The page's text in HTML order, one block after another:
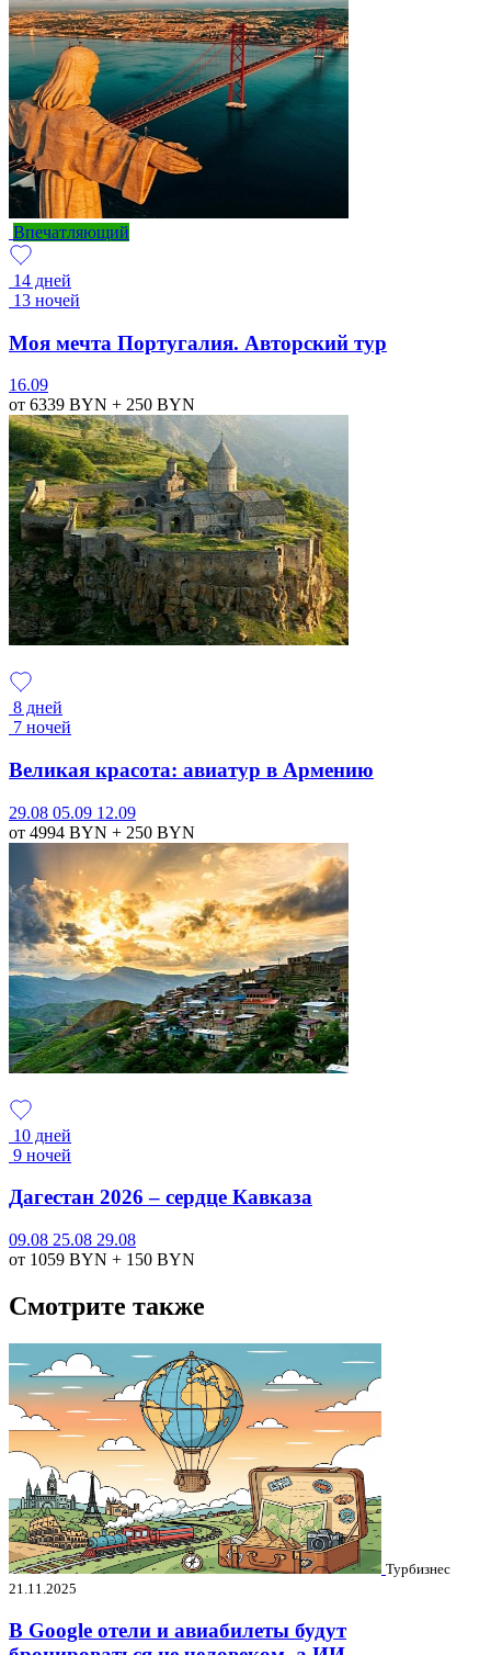
Впечатляющий
14 дней
13 ночей
Моя мечта Португалия. Авторский тур
16.09
от 6339 BYN + 250 BYN
8 дней
7 ночей
Великая красота: авиатур в Армению
29.08 05.09 12.09
от 4994 BYN + 250 BYN
10 дней
9 ночей
Дагестан 2026 – сердце Кавказа
09.08 25.08 29.08
от 1059 BYN + 150 BYN
Смотрите также
Турбизнес
21.11.2025
В Google отели и авиабилеты будут